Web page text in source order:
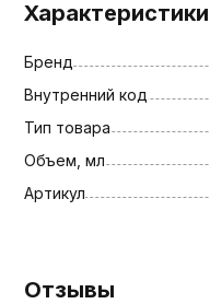
Характеристики
Бренд
Внутренний код
Тип товара
Объем, мл
Артикул
Отзывы